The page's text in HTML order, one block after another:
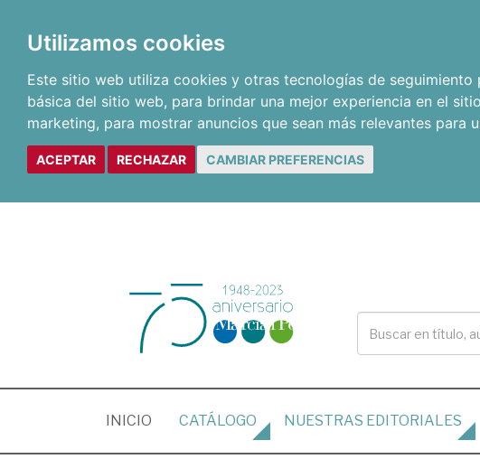
Utilizamos cookies
Este sitio web utiliza cookies y otras tecnologías de
básica del sitio web, para brindar una mejor experiencia en el
marketing, para mostrar anuncios que sean más relevantes para
ACEPTAR RECHAZAR CAMBIAR PREFERENCIAS
INICIO (CURRENT)
CATÁLOGO NUESTRAS EDITORIALES